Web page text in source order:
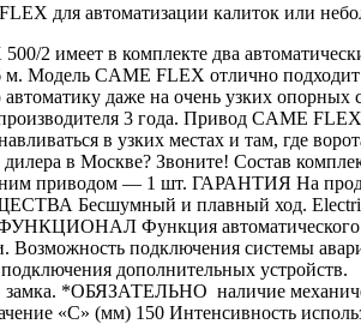
для автоматизации калиток или
2 имеет в комплекте два
Модель CAME FLEX отлично
автоматику даже на очень узких
3 года. Привод CAME
в узких местах и там, где
дилера в Москве? Звоните! Состав
приводом — 1 шт. ГАРАНТИЯ На
и плавный ход. Electric
Функция автоматического
Возможность подключения системы
подключения дополнительных
замка. *ОБЯЗАТЕЛЬНО наличие
«С» (мм) 150 Интенсивность